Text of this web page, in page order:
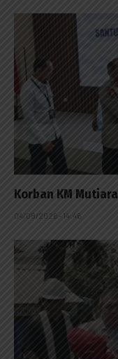
Korban KM
04/08/2026 - 14:46